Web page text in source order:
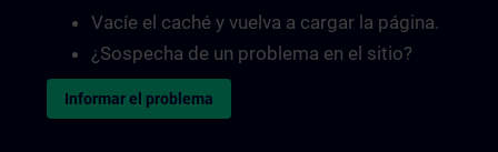
Vacíe el caché y vuelva a cargar la página.
¿Sospecha de un problema en el sitio?
Informar el problema